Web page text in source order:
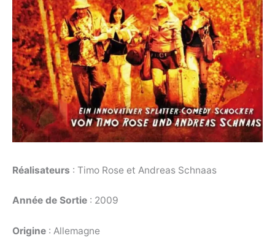
Réalisateurs : Timo Rose et Andreas Schnaas
Année de Sortie : 2009
Origine : Allemagne